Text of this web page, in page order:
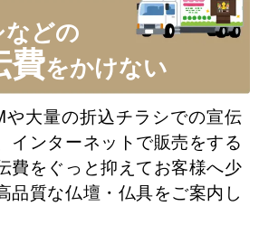
どの
費をかけない
大量の折込チラシでの宣伝
インターネットで販売をする
費をぐっと抑えてお客様へ少
品質な仏壇・仏具をご案内し